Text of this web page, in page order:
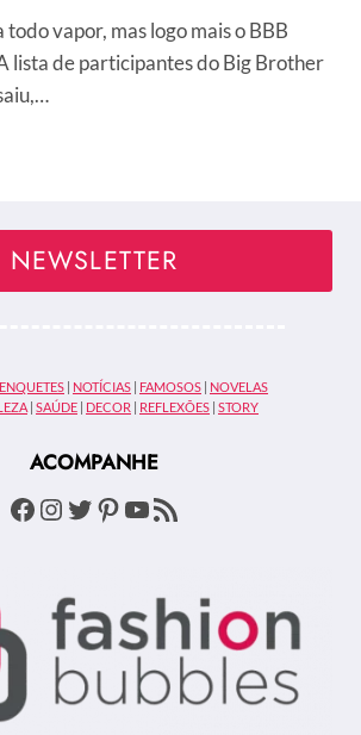
todo vapor, mas logo mais o BBB
lista de participantes do Big Brother
NEWSLETTER
ENQUETES | NOTÍCIAS | FAMOSOS | NOVELAS
| SAÚDE | DECOR | REFLEXÕES | STORY
ACOMPANHE
Facebook
Instagram
Twitter
Pinterest
Youtube
Feed RSS